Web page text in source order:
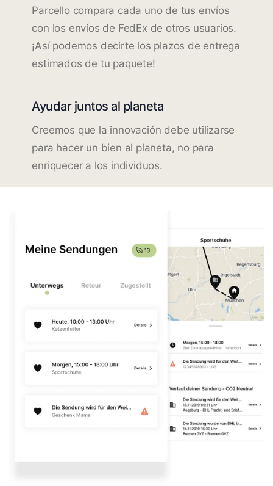
Parcello compara cada uno de tus envíos
con los envíos de FedEx de otros usuarios.
¡Así podemos decirte los plazos de entrega
estimados de tu paquete!
Ayudar juntos al planeta
Creemos que la innovación debe utilizarse
para hacer un bien al planeta, no para
enriquecer a los individuos.